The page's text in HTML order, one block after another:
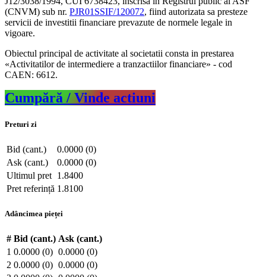
(CNVM) sub nr. PJR01SSIF/120072, fiind autorizata sa presteze
servicii de investitii financiare prevazute de normele legale in
vigoare.
Obiectul principal de activitate al societatii consta in prestarea
«Activitatilor de intermediere a tranzactiilor financiare» - cod
CAEN: 6612.
Cumpără / Vinde actiuni
Preturi zi
Bid (cant.)
0.0000 (0)
Ask (cant.)
0.0000 (0)
Ultimul pret 1.8400
Pret referință 1.8100
Adâncimea pieței
# Bid (cant.) Ask (cant.)
1 0.0000 (0) 0.0000 (0)
2 0.0000 (0) 0.0000 (0)